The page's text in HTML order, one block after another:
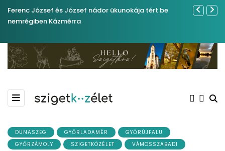
Ferenc József és József nádor ükunokája tért be
nemrégiben Kázmérra
Év
DUNASZEG GYŐRLADAMÉR
GYŐRÚJFALU
GYŐRZÁMOLY
SZIGETKÖZÉLET VÁMOSSZABADI